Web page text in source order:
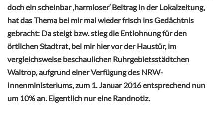
doch ein scheinbar ‚harmloser‘ Beitrag in der Lokalzeitung,
hat das Thema bei mir mal wieder frisch ins Gedächtnis
gebracht: Da steigt bzw. stieg die Entlohnung für den
örtlichen Stadtrat, bei mir hier vor der Haustür, im
vergleichsweise beschaulichen Ruhrgebietsstädtchen
Waltrop, aufgrund einer Verfügung des NRW-
Innenministeriums, zum 1. Januar 2016 entsprechend nun
um 10% an. Eigentlich nur eine Randnotiz.